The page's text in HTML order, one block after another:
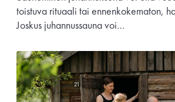
toistuva rituaali tai ennenkokematon,
Joskus juhannussauna voi…